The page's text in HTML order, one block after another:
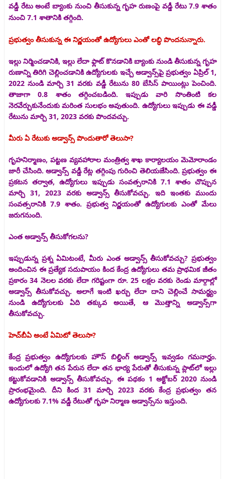
వడ్డీ రేటు అంటే బ్యాంకు నుంచి తీసుకున్న గృహ రుణంపై వడ్డీ రేటు 7.9 శాతం
నుంచి 7.1 శాతానికి తగ్గింది.
ప్రభుత్వం తీసుకున్న ఈ నిర్ణయంతో ఉద్యోగులు ఎంతో లబ్ధి పొందనున్నారు.
ఇల్లు నిర్మించడానికి, ఇల్లు లేదా ఫ్లాట్ కొనడానికి బ్యాంకు నుండి తీసుకున్న గృహ
రుణాన్ని తిరిగి చెల్లించడానికి ఉద్యోగులకు ఇచ్చే అడ్వాన్స్‌పై ప్రభుత్వం ఏప్రిల్ 1,
2022 నుండి మార్చి 31 వరకు వడ్డీ రేటును 80 బేసిస్ పాయింట్లు పెంచింది.
తాజాగా 0.8 శాతం తగ్గించబడింది. ఇప్పుడు వారి సొంతింటి కల
నెరవేర్చుకునేందుకు మరింత సులభం అవుతుంది. ఉద్యోగులు ఇప్పుడు ఈ వడ్డీ
రేటును మార్చి 31, 2023 వరకు పొందవచ్చు.
మీరు ఏ రేటుకు అడ్వాన్స్ పొందుతారో తెలుసా?
గృహనిర్మాణం, పట్టణ వ్యవహారాల మంత్రిత్వ శాఖ కార్యాలయం మెమోరాండం
జారీ చేసింది. అడ్వాన్స్ వడ్డీ రేట్ల తగ్గింపు గురించి తెలియజేసింది. ప్రభుత్వం ఈ
ప్రకటన తర్వాత, ఉద్యోగులు ఇప్పుడు సంవత్సరానికి 7.1 శాతం చొప్పున
మార్చి 31, 2023 వరకు అడ్వాన్స్ తీసుకోవచ్చు. ఇది ఇంతకు ముందు
సంవత్సరానికి 7.9 శాతం. ప్రభుత్వ నిర్ణయంతో ఉద్యోగులకు ఎంతో మేలు
జరుగనుంది.
ఎంత అడ్వాన్స్ తీసుకోగలను?
ఇప్పుడున్న ప్రశ్న ఏమిటంటే, మీరు ఎంత అడ్వాన్స్ తీసుకోవచ్చు? ప్రభుత్వం
అందించిన ఈ ప్రత్యేక సదుపాయం కింద కేంద్ర ఉద్యోగులు తమ ప్రాథమిక జీతం
ప్రకారం 34 నెలల వరకు లేదా గరిష్టంగా రూ. 25 లక్షల వరకు రెండు మార్గాల్లో
అడ్వాన్స్ తీసుకోవచ్చు. అలాగే ఇంటి ఖర్చు లేదా దాని చెల్లించే సామర్థ్యం
నుండి ఉద్యోగులకు ఏది తక్కువ అయితే, ఆ మొత్తాన్ని అడ్వాన్స్‌గా
తీసుకోవచ్చు.
హెచ్‌బీఏ అంటే ఏమిటో తెలుసా?
కేంద్ర ప్రభుత్వం ఉద్యోగులకు హౌస్ బిల్డింగ్ అడ్వాన్స్ ఇవ్వడం గమనార్హం.
ఇందులో ఉద్యోగి తన పేరున లేదా తన భార్య పేరుతో తీసుకున్న ప్లాట్‌లో ఇల్లు
కట్టుకోవడానికి అడ్వాన్స్ తీసుకోవచ్చు. ఈ పథకం 1 అక్టోబర్ 2020 నుండి
ప్రారంభమైంది. దీని కింద 31 మార్చి 2023 వరకు కేంద్ర ప్రభుత్వం తన
ఉద్యోగులకు 7.1% వడ్డీ రేటుతో గృహ నిర్మాణ అడ్వాన్స్‌ను ఇస్తుంది.